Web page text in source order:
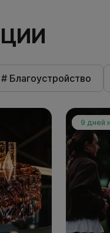
# Благоустройство
9 дней